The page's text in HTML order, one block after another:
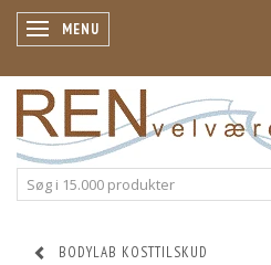
SKIFTE NAVIGATION
MENU
BODYLAB KOSTTILSKUD